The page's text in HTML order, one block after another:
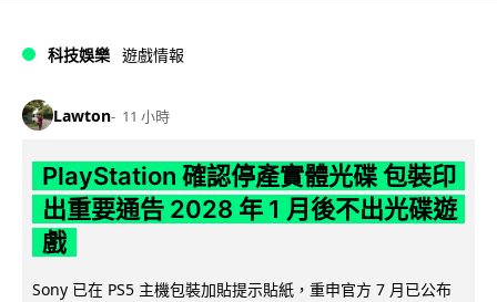
科技娛樂 遊戲情報
Lawton 11 小時
PlayStation 確認停產實體光碟 包裝印
出重要通告 2028 年 1 月後不出光碟遊
戲
Sony 已在 PS5 主機包裝加貼提示貼紙，重申官方 7 月已公布